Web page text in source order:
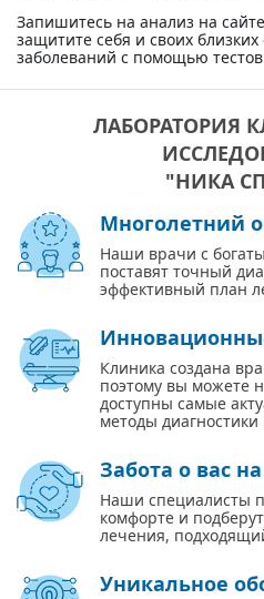
Запишитесь на анализ на
защитите себя и своих
заболеваний с помощью
ЛАБОРАТОРИЯ
"НИКА
Многолетний
Наши врачи с
поставят точный
эффективный план
Клиника создана
поэтому вы можете
доступны самые
методы
Забота о вас
Наши специалисты
комфорте и
лечения,
Уникальное